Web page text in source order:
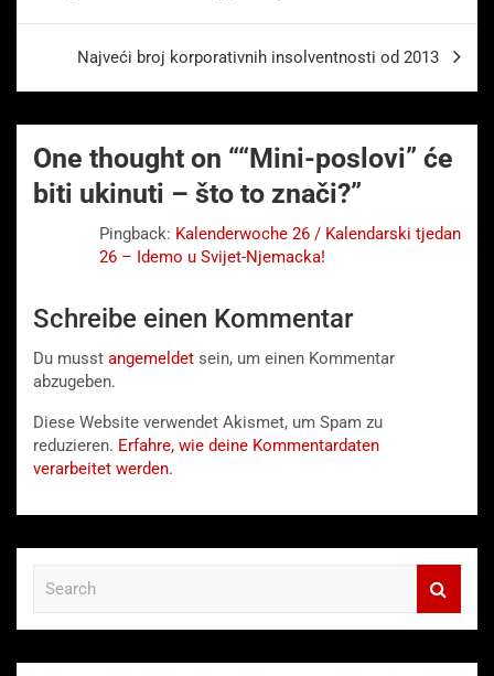
Najveći broj korporativnih insolventnosti od 2013
One thought on ““Mini-poslovi” će
biti ukinuti – što to znači?”
Pingback: Kalenderwoche 26 / Kalendarski tjedan
26 – Idemo u Svijet-Njemacka!
Schreibe einen Kommentar
Du musst angemeldet sein, um einen Kommentar
abzugeben.
Diese Website verwendet Akismet, um Spam zu
reduzieren. Erfahre, wie deine Kommentardaten
verarbeitet werden.
c